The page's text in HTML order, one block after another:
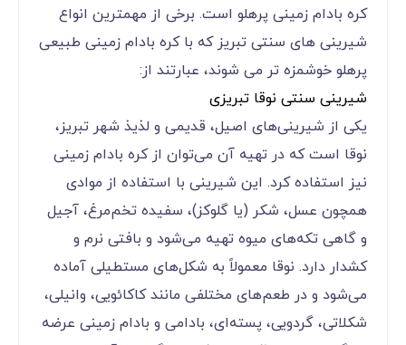
کره بادام زمینی پرهلو است. برخی از مهمترین انواع
شیرینی های سنتی تبریز که با کره بادام زمینی طبیعی
پرهلو خوشمزه تر می شوند، عبارتند از:
شیرینی سنتی نوقا تبریزی
یکی از شیرینی‌های اصیل، قدیمی و لذیذ شهر تبریز،
نوقا است که در تهیه آن می‌توان از کره بادام زمینی
نیز استفاده کرد. این شیرینی با استفاده از موادی
همچون عسل، شکر (یا گلوکز)، سفیده تخم‌مرغ، آجیل
و گاهی تکه‌های میوه تهیه می‌شود و بافتی نرم و
کشدار دارد. نوقا معمولاً به شکل‌های مستطیلی آماده
می‌شود و در طعم‌های مختلفی مانند کاکائویی، وانیلی،
شکلاتی، گردویی، پسته‌ای، بادامی و بادام زمینی عرضه